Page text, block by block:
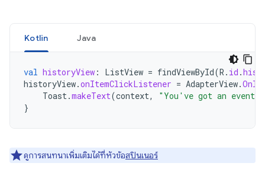
Kotlin Java
val historyView : ListView = findViewById(R . id .
historyView.onItemClickListener = AdapterView.
Toast.makeText(context, "You've got an event"
}
ดูการสนทนาเพิ่มเติมได้ที่หัวข้อสปินเนอร์